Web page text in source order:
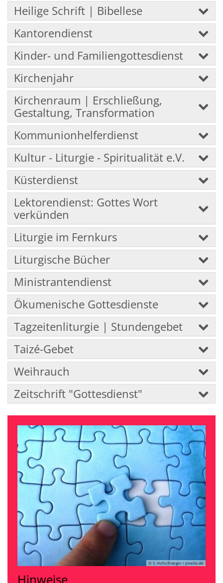
Heilige Schrift | Bibellese
Kantorendienst
Kinder- und Familiengottesdienst
Kirchenjahr
Kirchenraum | Erschließung,
Gestaltung, Transformation
Kommunionhelferdienst
Kultur - Liturgie - Spiritualität e.V.
Küsterdienst
Lektorendienst: Gottes Wort
verkünden
Liturgie im Fernkurs
Liturgische Bücher
Ministrantendienst
Ökumenische Gottesdienste
Tagzeitenliturgie | Stundengebet
Taizé-Gebet
Weihrauch
Zeitschrift "Gottesdienst"
© S. Hofschlaeger / pixelio.de
Hinweise